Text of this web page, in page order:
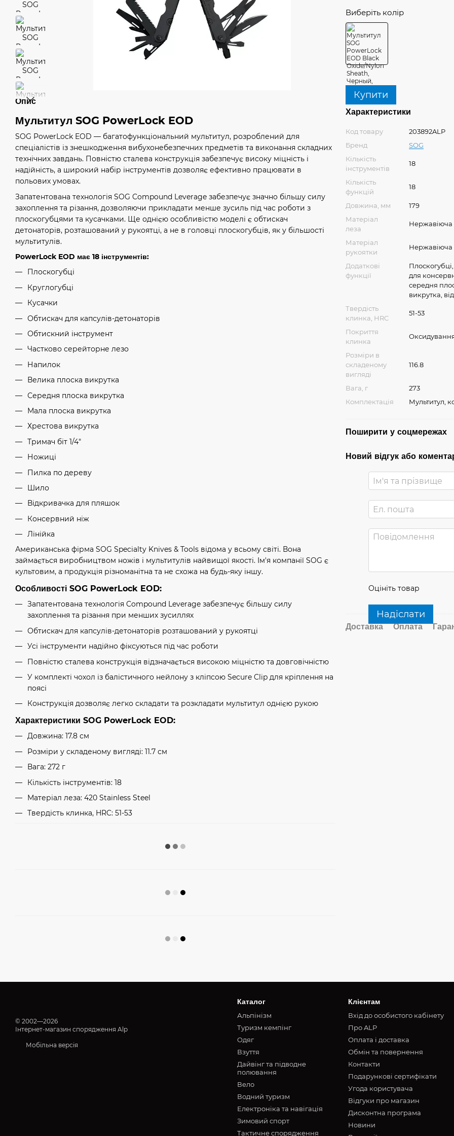
Опис
Мультитул SOG PowerLock EOD
SOG PowerLock EOD — багатофункціональний мультитул, розроблений для
спеціалістів із знешкодження вибухонебезпечних предметів та виконання складних
технічних завдань. Повністю сталева конструкція забезпечує високу міцність і
надійність, а широкий набір інструментів дозволяє ефективно працювати в
польових умовах.
Запатентована технологія SOG Compound Leverage забезпечує значно більшу силу
захоплення та різання, дозволяючи прикладати менше зусиль під час роботи з
плоскогубцями та кусачками. Ще однією особливістю моделі є обтискач
детонаторів, розташований у рукоятці, а не в головці плоскогубців, як у більшості
мультитулів.
PowerLock EOD має 18 інструментів:
Плоскогубці
Круглогубці
Кусачки
Обтискач для капсулів-детонаторів
Обтискний інструмент
Частково серейторне лезо
Напилок
Велика плоска викрутка
Середня плоска викрутка
Мала плоска викрутка
Хрестова викрутка
Тримач біт 1/4"
Ножиці
Пилка по дереву
Шило
Відкривачка для пляшок
Консервний ніж
Лінійка
Американська фірма SOG Specialty Knives & Tools відома у всьому світі. Вона
займається виробництвом ножів і мультитулів найвищої якості. Ім'я компанії SOG є
культовим, а продукція різноманітна та не схожа на будь-яку іншу.
Особливості SOG PowerLock EOD:
Запатентована технологія Compound Leverage забезпечує більшу силу
захоплення та різання при менших зусиллях
Обтискач для капсулів-детонаторів розташований у рукоятці
Усі інструменти надійно фіксуються під час роботи
Повністю сталева конструкція відзначається високою міцністю та довговічністю
У комплекті чохол із балістичного нейлону з кліпсою Secure Clip для кріплення на
поясі
Конструкція дозволяє легко складати та розкладати мультитул однією рукою
Характеристики SOG PowerLock EOD:
Довжина: 17.8 см
Розміри у складеному вигляді: 11.7 см
Вага: 272 г
Кількість інструментів: 18
Матеріал леза: 420 Stainless Steel
Твердість клинка, HRC: 51-53
Виберіть колір
Купити
Характеристики
Код товару
203892ALP
Бренд
SOG
Кількість
інструментів
18
Кількість
функцій
18
Довжина, мм
179
Матеріал
леза
Нержавіюча
Матеріал
рукоятки
Нержавіюча
Додаткові
функції
для
середня
викрутка,
Твердість
клинка, HRC
51-53
Покриття
клинка
Розміри в
складеному
вигляді
116.8
Вага, г
273
Комплектація
Мультитул,
Поширити у соцмережах
Новий відгук або
Оцініть товар
Надіслати
Доставка Оплата
© 2002—2026
Інтернет-магазин спорядження Alp
Мобільна версія
Каталог
Альпінізм
Туризм кемпінг
Oдяг
Взуття
Дайвінг та підводне
полювання
Вело
Водний туризм
Електроніка та навігація
Зимовий спорт
Тактичне спорядження
Клієнтам
Вхід до особистого кабінету
Про ALP
Оплата і доставка
Обмін та повернення
Контакти
Подарункові сертифікати
Угода користувача
Відгуки про магазин
Дисконтна програма
Новини